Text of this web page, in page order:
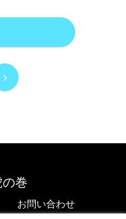
次
巻
お問い合わせ